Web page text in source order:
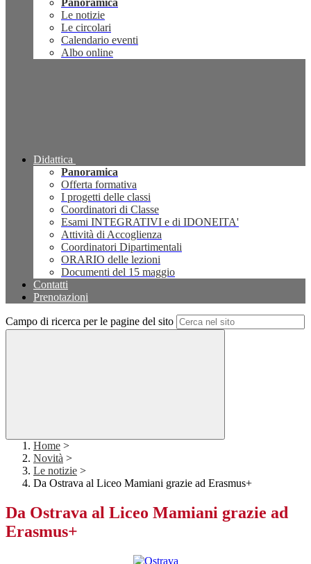
Panoramica
Le notizie
Le circolari
Calendario eventi
Albo online
Didattica
Panoramica
Offerta formativa
I progetti delle classi
Coordinatori di Classe
Esami INTEGRATIVI e di IDONEITA'
Attività di Accoglienza
Coordinatori Dipartimentali
ORARIO delle lezioni
Documenti del 15 maggio
Contatti
Prenotazioni
Campo di ricerca per le pagine del sito
Home >
Novità >
Le notizie >
Da Ostrava al Liceo Mamiani grazie ad Erasmus+
Da Ostrava al Liceo Mamiani grazie ad
Erasmus+